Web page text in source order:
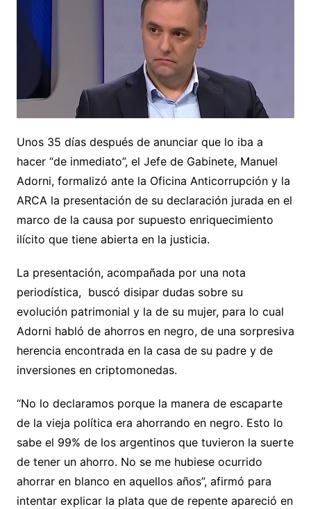
Unos 35 días después de anunciar que lo iba a
hacer “de inmediato”, el Jefe de Gabinete, Manuel
Adorni, formalizó ante la Oficina Anticorrupción y la
ARCA la presentación de su declaración jurada en el
marco de la causa por supuesto enriquecimiento
ilícito que tiene abierta en la justicia.
La presentación, acompañada por una nota
periodística, buscó disipar dudas sobre su
evolución patrimonial y la de su mujer, para lo cual
Adorni habló de ahorros en negro, de una sorpresiva
herencia encontrada en la casa de su padre y de
inversiones en criptomonedas.
“No lo declaramos porque la manera de escaparte
de la vieja política era ahorrando en negro. Esto lo
sabe el 99% de los argentinos que tuvieron la suerte
de tener un ahorro. No se me hubiese ocurrido
ahorrar en blanco en aquellos años”, afirmó para
intentar explicar la plata que de repente apareció en